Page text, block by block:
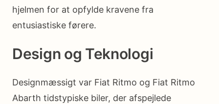
hjelmen for at opfylde kravene fra
entusiastiske førere.
Design og Teknologi
Designmæssigt var Fiat Ritmo og Fiat Ritmo
Abarth tidstypiske biler, der afspejlede